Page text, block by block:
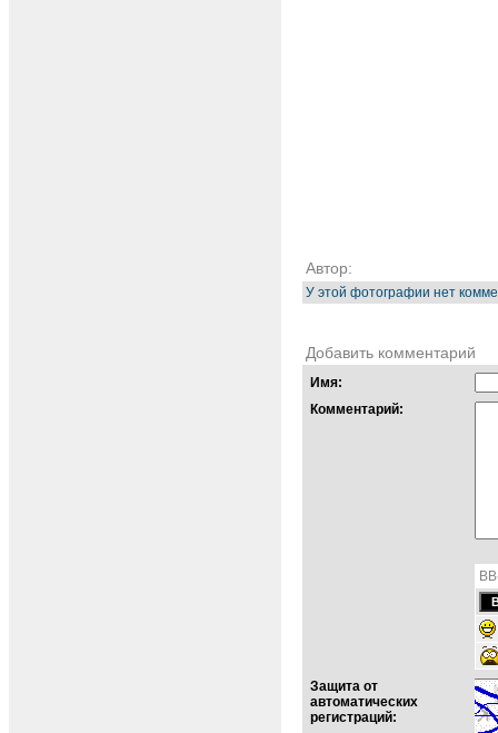
Автор:
У этой фотографии нет
Добавить комментарий
Имя:
Комментарий:
Защита от
автоматических
регистраций: